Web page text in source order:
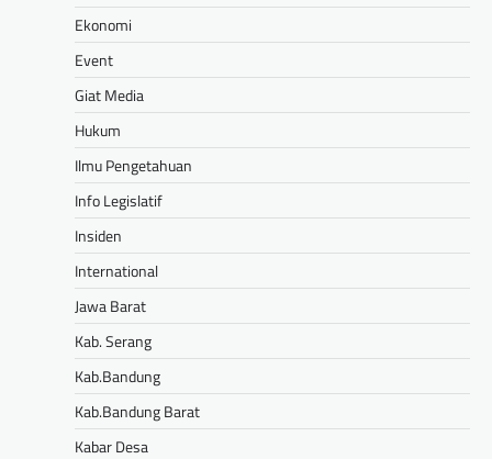
Ekonomi
Event
Giat Media
Hukum
Ilmu Pengetahuan
Info Legislatif
Insiden
International
Jawa Barat
Kab. Serang
Kab.Bandung
Kab.Bandung Barat
Kabar Desa